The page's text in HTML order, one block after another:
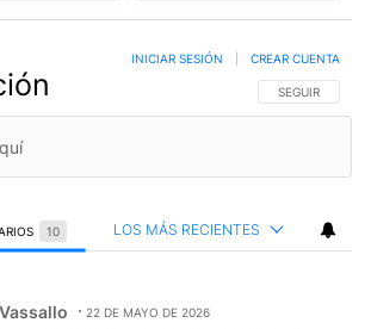
SIGA ESTA
SEGUIR
INICIAR SESIÓN CREAR CUENTA
10 LOS MÁS RECIENTES
22 DE MAYO DE 2026